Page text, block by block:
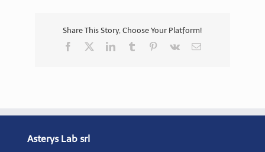
Share This Story, Choose Your Platform!
Facebook LinkedInTumblr Pinterest
Vk Email
Asterys Lab srl